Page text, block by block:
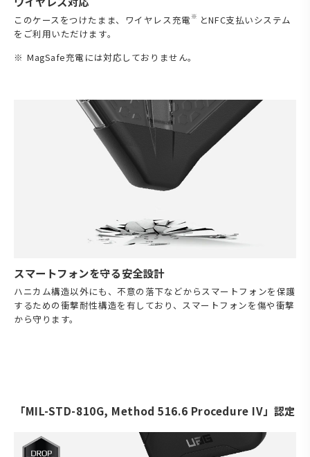
このケースをつけたまま、ワイヤレス充電 ※ とNFC支払いシステム
をご利用いただけます。
MagSafe充電には対応しておりません。
スマートフォンを守る安全設計
ハニカム構造以外にも、不意の落下などからスマートフォンを保護
するための衝撃耐性構造を有しており、スマートフォンを傷や衝撃
から守ります。
「MIL-STD-810G, Method 516.6 Procedure IV」認定